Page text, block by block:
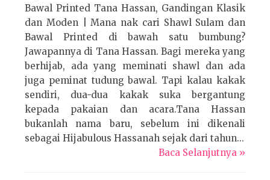
Bawal Printed Tana Hassan, Gandingan Klasik
dan Moden | Mana nak cari Shawl Sulam dan
Bawal Printed di bawah satu bumbung?
Jawapannya di Tana Hassan. Bagi mereka yang
berhijab, ada yang meminati shawl dan ada
juga peminat tudung bawal. Tapi kalau kakak
sendiri, dua-dua kakak suka bergantung
kepada pakaian dan acara.Tana Hassan
bukanlah nama baru, sebelum ini dikenali
sebagai Hijabulous Hassanah sejak dari tahun...
Baca Selanjutnya »